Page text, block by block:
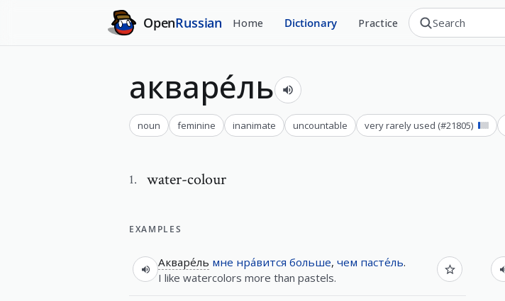
OpenRussian Home Dictionary Practice
акваре́ль
noun feminine inanimate uncountable very rarely used (#21805)
1. water-colour
EXAMPLES
Акваре́ль мне нра́вится больше, чем пасте́ль.
I like watercolors more than pastels.